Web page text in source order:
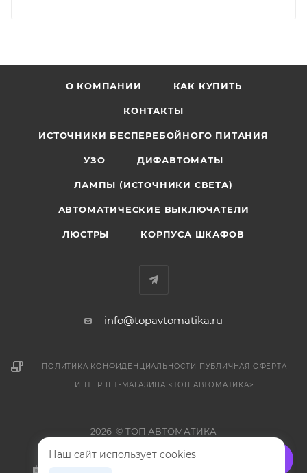
О КОМПАНИИ КАК КУПИТЬ
КОНТАКТЫ
ИСТОЧНИКИ БЕСПЕРЕБОЙНОГО ПИТАНИЯ
УЗО ДИФАВТОМАТЫ
ЛАМПЫ (ИСТОЧНИКИ СВЕТА)
АВТОМАТИЧЕСКИЕ ВЫКЛЮЧАТЕЛИ
ЛЮСТРЫ КОРПУСА ШКАФОВ
info@topavtomatika.ru
ПОЛИТИКА КОНФИДЕНЦИАЛЬНОСТИ ПУБЛИЧНАЯ ОФЕРТА
ИНТЕРНЕТ-МАГАЗИНА <ТОП АВТОМАТИКА>
2026 © ТОП АВТОМАТИКА
Наш сайт использует cookies